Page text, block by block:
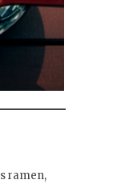
ramen,